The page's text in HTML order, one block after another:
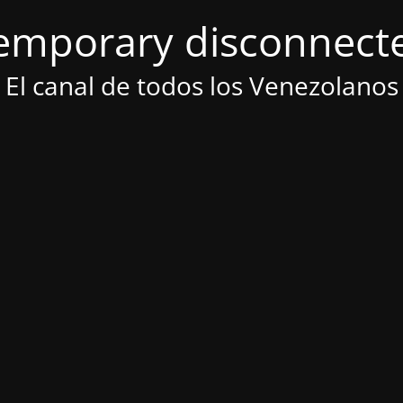
El canal de todos los Venezolanos